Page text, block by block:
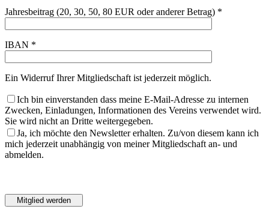
Jahresbeitrag (20, 30, 50, 80 EUR oder anderer Betrag) *
IBAN *
Ein Widerruf Ihrer Mitgliedschaft ist jederzeit möglich.
Ich bin einverstanden dass meine E-Mail-Adresse zu internen
Zwecken, Einladungen, Informationen des Vereins verwendet wird.
Sie wird nicht an Dritte weitergegeben.
Ja, ich möchte den Newsletter erhalten. Zu/von diesem kann ich
mich jederzeit unabhängig von meiner Mitgliedschaft an- und
abmelden.
dieses
Feld
lasse
dieses